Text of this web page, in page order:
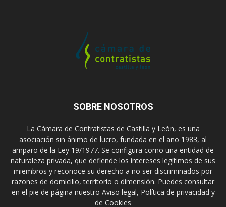
SOBRE NOSOTROS
La Cámara de Contratistas de Castilla y León, es una
asociación sin ánimo de lucro, fundada en el año 1983, al
amparo de la Ley 19/1977. Se configura como una entidad de
naturaleza privada, que defiende los intereses legítimos de sus
miembros y reconoce su derecho a no ser discriminados por
razones de domicilio, territorio o dimensión. Puedes consultar
en el pie de página nuestro Aviso legal, Política de privacidad y
de Cookies